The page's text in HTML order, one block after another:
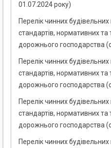
01.07.2024 року)
Перелік чинних
стандартів, нормативних та
дорожнього господарства
Перелік чинних
стандартів, нормативних та
дорожнього господарства
Перелік чинних
стандартів, нормативних та
дорожнього господарства
Перелік чинних